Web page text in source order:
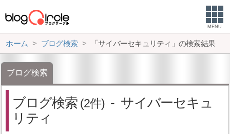
MENU
ホーム ブログ検索 「サイバーセキュリティ」の検索結果
ブログ検索
ブログ検索 2
サイバーセキュ
リティ